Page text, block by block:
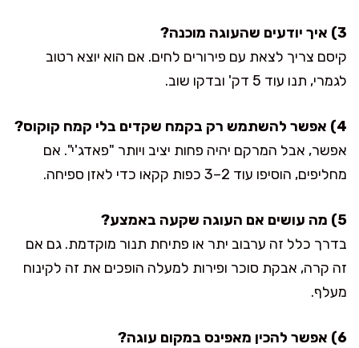
3) איך יודעים שהעוגה מוכנה?
קיסם צריך לצאת עם פירורים לחים. אם הוא יוצא רטוב
לגמרי, תנו עוד 5 דק' ובדקו שוב.
4) אפשר להשתמש רק בקמח שקדים בלי קמח קוקוס?
אפשר, אבל המרקם יהיה פחות יציב ויותר "פאדג'י". אם
מחליפים, הוסיפו עוד 2–3 כפות קקאו כדי לאזן ספיחה.
5) מה עושים אם העוגה שקעה באמצע?
בדרך כלל זה ערבוב יתר או פתיחת תנור מוקדמת. גם אם
זה קרה, אבקת סוכר ופירות למעלה הופכים את זה לקינוח
מעלף.
6) אפשר להכין מאפינס במקום עוגה?